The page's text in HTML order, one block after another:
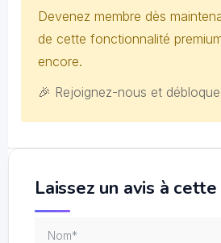
Devenez membre dès
de cette fonctionnalité
encore.
🎉 Rejoignez-nous et
Laissez un avis à